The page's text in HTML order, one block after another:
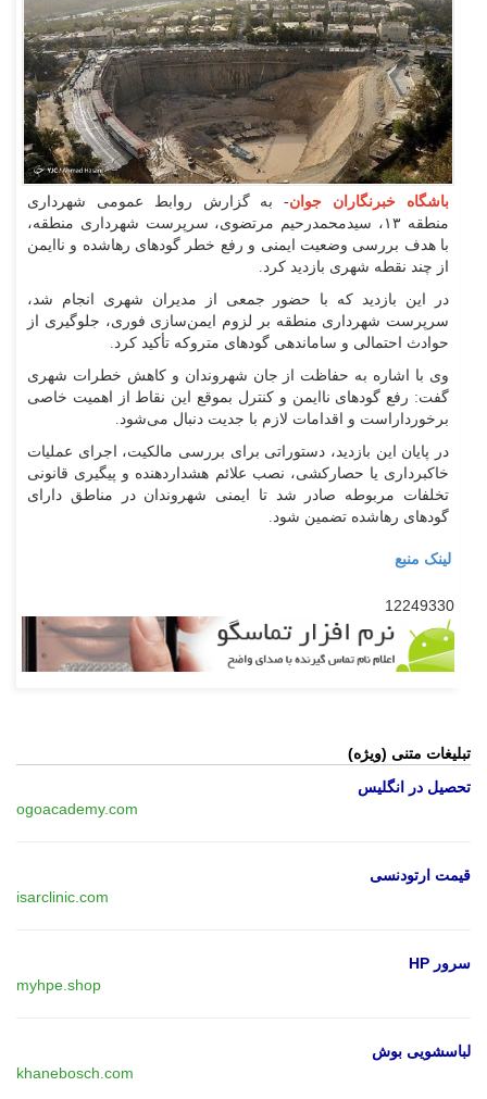
باشگاه خبرنگاران جوان- به گزارش روابط عمومی شهرداری
منطقه ۱۳، سیدمحمدرحیم مرتضوی، سرپرست شهرداری منطقه،
با هدف بررسی وضعیت ایمنی و رفع خطر گود‌های رهاشده و ناایمن
از چند نقطه شهری بازدید کرد.
در این بازدید که با حضور جمعی از مدیران شهری انجام شد،
سرپرست شهرداری منطقه بر لزوم ایمن‌سازی فوری، جلوگیری از
حوادث احتمالی و ساماندهی گود‌های متروکه تأکید کرد.
وی با اشاره به حفاظت از جان شهروندان و کاهش خطرات شهری
گفت: رفع گود‌های ناایمن و کنترل بموقع این نقاط از اهمیت خاصی
برخورداراست و اقدامات لازم با جدیت دنبال می‌شود.
در پایان این بازدید، دستوراتی برای بررسی مالکیت، اجرای عملیات
خاکبرداری یا حصارکشی، نصب علائم هشداردهنده و پیگیری قانونی
تخلفات مربوطه صادر شد تا ایمنی شهروندان در مناطق دارای
گود‌های رهاشده تضمین شود.
لینک منبع
12249330
تبلیغات متنی (ویژه)
تحصیل در انگلیس
ogoacademy.com
قیمت ارتودنسی
isarclinic.com
سرور HP
myhpe.shop
لباسشویی بوش
khanebosch.com